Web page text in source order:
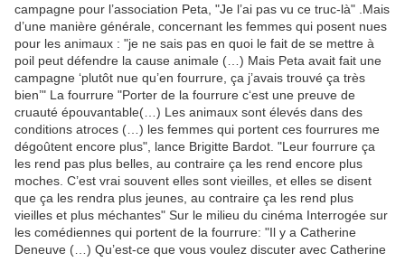
campagne pour l’association Peta, "Je l’ai pas vu ce truc-là" .Mais
d’une manière générale, concernant les femmes qui posent nues
pour les animaux : "je ne sais pas en quoi le fait de se mettre à
poil peut défendre la cause animale (…) Mais Peta avait fait une
campagne ‘plutôt nue qu’en fourrure, ça j’avais trouvé ça très
bien’" La fourrure "Porter de la fourrure c‘est une preuve de
cruauté épouvantable(…) Les animaux sont élevés dans des
conditions atroces (…) les femmes qui portent ces fourrures me
dégoûtent encore plus", lance Brigitte Bardot. "Leur fourrure ça
les rend pas plus belles, au contraire ça les rend encore plus
moches. C’est vrai souvent elles sont vieilles, et elles se disent
que ça les rendra plus jeunes, au contraire ça les rend plus
vieilles et plus méchantes" Sur le milieu du cinéma Interrogée sur
les comédiennes qui portent de la fourrure: "Il y a Catherine
Deneuve (…) Qu’est-ce que vous voulez discuter avec Catherine